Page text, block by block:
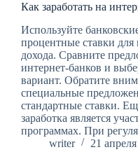
Как заработать на
Используйте
процентные ставки для
дохода. Сравните
интернет-банков и
вариант. Обратите
специальные
стандартные ставки.
заработка является
программах. При
writer
21